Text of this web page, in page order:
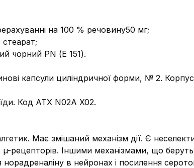
на 100 % речовину50 мг;
чорний PN (Е 151).
капсули циліндричної форми, № 2.
Код АТХ N02A X02.
Має змішаний механізм дії. Є
Іншими механізмами, що беруть
в нейронах і посилення